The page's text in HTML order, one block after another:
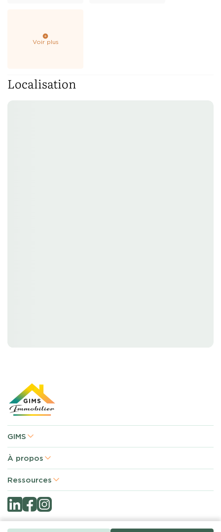
Voir plus
Localisation
GIMS
À propos
Ressources